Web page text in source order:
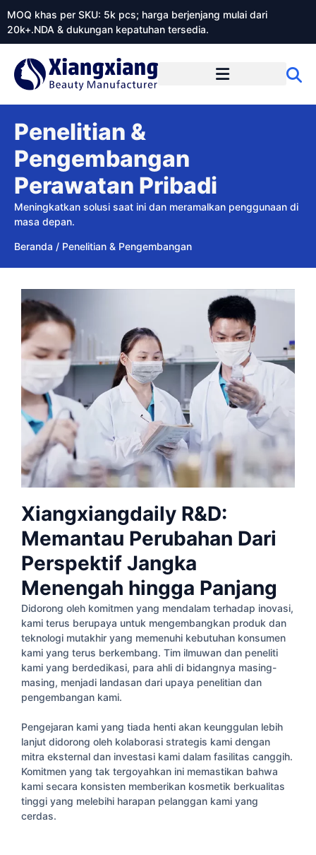
MOQ khas per SKU: 5k pcs; harga berjenjang mulai dari
20k+.NDA & dukungan kepatuhan tersedia.
Penelitian &
Pengembangan
Perawatan Pribadi
Meningkatkan solusi saat ini dan meramalkan penggunaan di
masa depan.
Beranda / Penelitian & Pengembangan
Xiangxiangdaily R&D:
Memantau Perubahan Dari
Perspektif Jangka
Menengah hingga Panjang
Didorong oleh komitmen yang mendalam terhadap inovasi,
kami terus berupaya untuk mengembangkan produk dan
teknologi mutakhir yang memenuhi kebutuhan konsumen
kami yang terus berkembang. Tim ilmuwan dan peneliti
kami yang berdedikasi, para ahli di bidangnya masing-
masing, menjadi landasan dari upaya penelitian dan
pengembangan kami.
Pengejaran kami yang tiada henti akan keunggulan lebih
lanjut didorong oleh kolaborasi strategis kami dengan
mitra eksternal dan investasi kami dalam fasilitas canggih.
Komitmen yang tak tergoyahkan ini memastikan bahwa
kami secara konsisten memberikan kosmetik berkualitas
tinggi yang melebihi harapan pelanggan kami yang
cerdas.